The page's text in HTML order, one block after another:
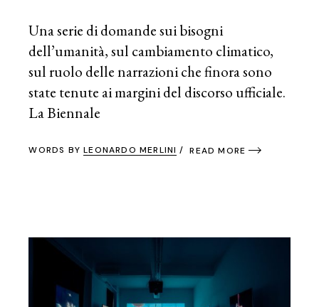
Una serie di domande sui bisogni
dell’umanità, sul cambiamento climatico,
sul ruolo delle narrazioni che finora sono
state tenute ai margini del discorso ufficiale.
La Biennale
WORDS BYLEONARDO MERLINI READ MORE